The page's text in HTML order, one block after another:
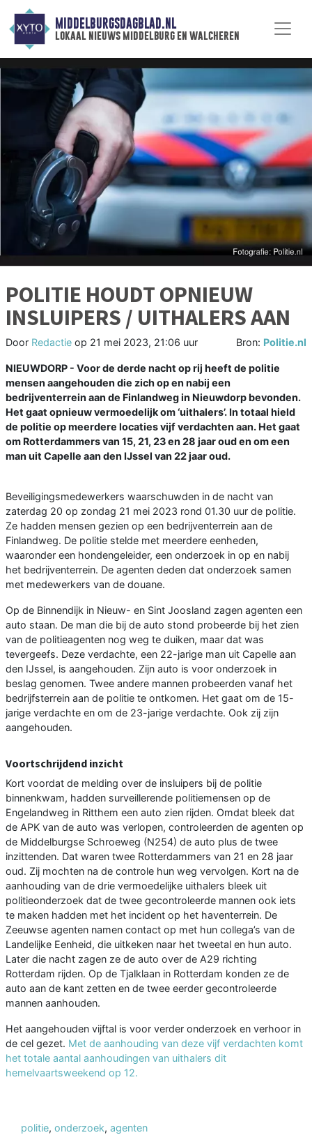
MIDDELBURGSDAGBLAD.NL
lokaal nieuws middelburg en walcheren
POLITIE HOUDT OPNIEUW
INSLUIPERS / UITHALERS AAN
Door Redactie op 21 mei 2023, 21:06 uur Bron: Politie.nl
NIEUWDORP - Voor de derde nacht op rij heeft de politie
mensen aangehouden die zich op en nabij een
bedrijventerrein aan de Finlandweg in Nieuwdorp bevonden.
Het gaat opnieuw vermoedelijk om ‘uithalers’. In totaal hield
de politie op meerdere locaties vijf verdachten aan. Het gaat
om Rotterdammers van 15, 21, 23 en 28 jaar oud en om een
man uit Capelle aan den IJssel van 22 jaar oud.
Beveiligingsmedewerkers waarschuwden in de nacht van
zaterdag 20 op zondag 21 mei 2023 rond 01.30 uur de politie.
Ze hadden mensen gezien op een bedrijventerrein aan de
Finlandweg. De politie stelde met meerdere eenheden,
waaronder een hondengeleider, een onderzoek in op en nabij
het bedrijventerrein. De agenten deden dat onderzoek samen
met medewerkers van de douane.
Op de Binnendijk in Nieuw- en Sint Joosland zagen agenten een
auto staan. De man die bij de auto stond probeerde bij het zien
van de politieagenten nog weg te duiken, maar dat was
tevergeefs. Deze verdachte, een 22-jarige man uit Capelle aan
den IJssel, is aangehouden. Zijn auto is voor onderzoek in
beslag genomen. Twee andere mannen probeerden vanaf het
bedrijfsterrein aan de politie te ontkomen. Het gaat om de 15-
jarige verdachte en om de 23-jarige verdachte. Ook zij zijn
aangehouden.
Voortschrijdend inzicht
Kort voordat de melding over de insluipers bij de politie
binnenkwam, hadden surveillerende politiemensen op de
Engelandweg in Ritthem een auto zien rijden. Omdat bleek dat
de APK van de auto was verlopen, controleerden de agenten op
de Middelburgse Schroeweg (N254) de auto plus de twee
inzittenden. Dat waren twee Rotterdammers van 21 en 28 jaar
oud. Zij mochten na de controle hun weg vervolgen. Kort na de
aanhouding van de drie vermoedelijke uithalers bleek uit
politieonderzoek dat de twee gecontroleerde mannen ook iets
te maken hadden met het incident op het haventerrein. De
Zeeuwse agenten namen contact op met hun collega’s van de
Landelijke Eenheid, die uitkeken naar het tweetal en hun auto.
Later die nacht zagen ze de auto over de A29 richting
Rotterdam rijden. Op de Tjalklaan in Rotterdam konden ze de
auto aan de kant zetten en de twee eerder gecontroleerde
mannen aanhouden.
Het aangehouden vijftal is voor verder onderzoek en verhoor in
de cel gezet. Met de aanhouding van deze vijf verdachten komt
het totale aantal aanhoudingen van uithalers dit
hemelvaartsweekend op 12.
politie, onderzoek, agenten